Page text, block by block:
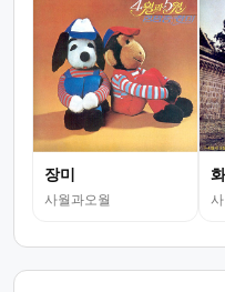
장미
사월과오월
화